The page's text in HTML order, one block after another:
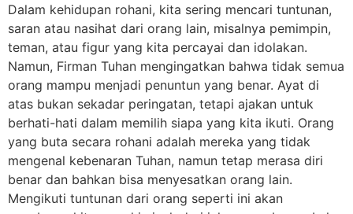
Dalam kehidupan rohani, kita sering mencari tuntunan,
saran atau nasihat dari orang lain, misalnya pemimpin,
teman, atau figur yang kita percayai dan idolakan.
Namun, Firman Tuhan mengingatkan bahwa tidak semua
orang mampu menjadi penuntun yang benar. Ayat di
atas bukan sekadar peringatan, tetapi ajakan untuk
berhati-hati dalam memilih siapa yang kita ikuti. Orang
yang buta secara rohani adalah mereka yang tidak
mengenal kebenaran Tuhan, namun tetap merasa diri
benar dan bahkan bisa menyesatkan orang lain.
Mengikuti tuntunan dari orang seperti ini akan